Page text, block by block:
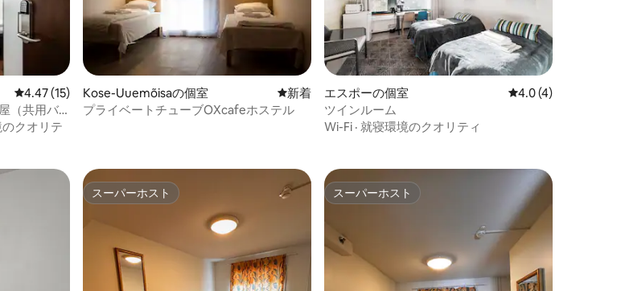
レビュー15件、5つ星中4.47つ星の平均評価
4.47 (15)
（共用バ
クオリテ
Kose-Uuemõisaの個室 新しい宿泊先
新着
プライベートチューブOXcafeホステル
エスポーの個室 レビュー4件、5つ
4.0 (4)
ツインルーム
Wi-Fi · 就寝環境のクオリティ
スーパーホスト
スーパーホスト スーパーホスト
スーパーホスト